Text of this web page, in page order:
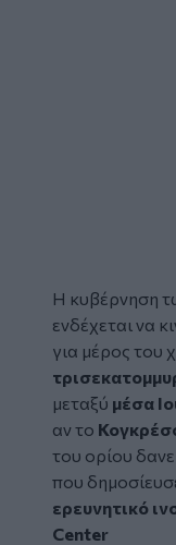
Η κυβέρνηση
ενδέχεται να
για μέρος του
μεταξύ μέσα
αν το
του ορίου
που
ερευνητικό
Center